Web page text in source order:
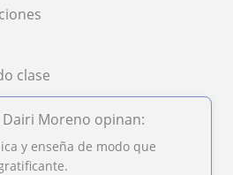
clase
Moreno opinan:
y enseña de modo que